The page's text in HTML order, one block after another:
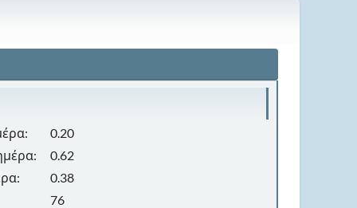
0.20
0.62
0.38
76